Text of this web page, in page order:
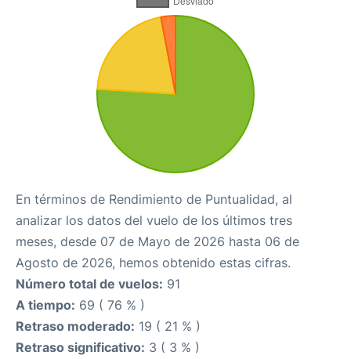
En términos de Rendimiento de Puntualidad, al
analizar los datos del vuelo de los últimos tres
meses, desde 07 de Mayo de 2026 hasta 06 de
Agosto de 2026, hemos obtenido estas cifras.
Número total de vuelos: 91
A tiempo: 69 ( 76 % )
Retraso moderado: 19 ( 21 % )
Retraso significativo: 3 ( 3 % )